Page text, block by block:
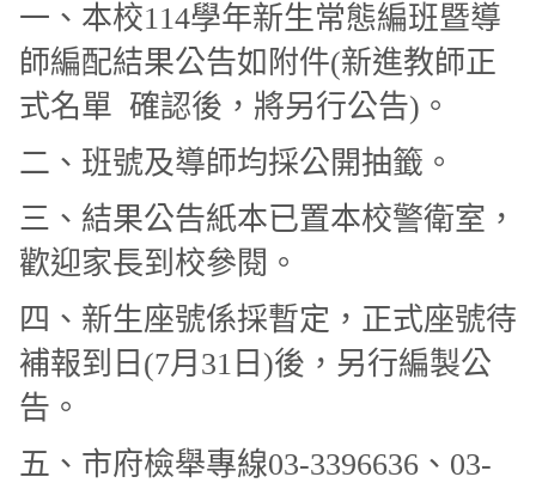
一、本校114學年新生常態編班暨導
師編配結果公告如附件(新進教師正
式名單 確認後，將另行公告)。
二、班號及導師均採公開抽籤。
三、結果公告紙本已置本校警衛室，
歡迎家長到校參閱。
四、新生座號係採暫定，正式座號待
補報到日(7月31日)後，另行編製公
告。
五、市府檢舉專線03-3396636、03-